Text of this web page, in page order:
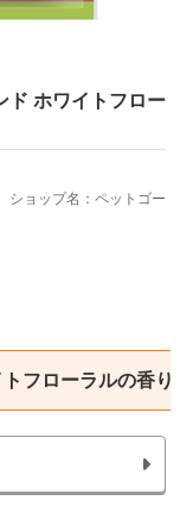
ド ホワイトフロー
ショップ名：ペットゴー
フローラルの香り